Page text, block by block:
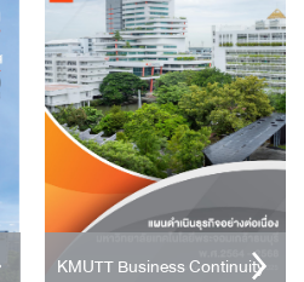
KMUTT Business Continuity